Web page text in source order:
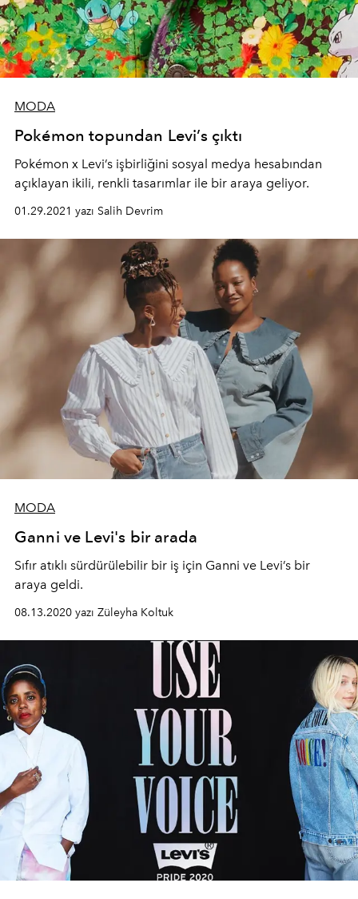
MODA
Pokémon topundan Levi’s çıktı
Pokémon x Levi’s işbirliğini sosyal medya hesabından
açıklayan ikili, renkli tasarımlar ile bir araya geliyor.
01.29.2021 yazı Salih Devrim
MODA
Ganni ve Levi's bir arada
Sıfır atıklı sürdürülebilir bir iş için Ganni ve Levi’s bir
araya geldi.
08.13.2020 yazı Züleyha Koltuk